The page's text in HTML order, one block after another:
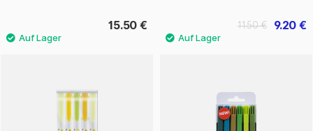
15.50 € 9.20 €
11.50 €